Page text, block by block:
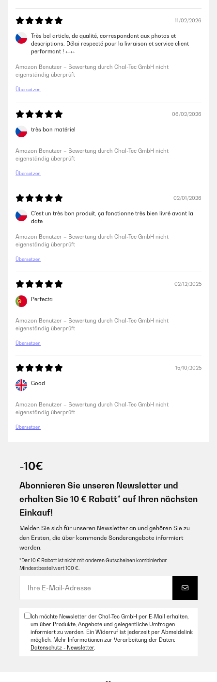
11/02/2026
Très bel article, de qualité, correspondant aux photos et
descriptions. Délai respecté pour la livraison et service client
performant ! ++++
Amazon Benutzer – Bewertung durch Chal-Tec GmbH nicht
eigenständig überprüft
Übersetzen
06/02/2026
très bon matériel
Amazon Benutzer – Bewertung durch Chal-Tec GmbH nicht
eigenständig überprüft
Übersetzen
02/01/2026
C’est un très bon produit, ça fonctionne très bien livré avant la
date
Amazon Benutzer – Bewertung durch Chal-Tec GmbH nicht
eigenständig überprüft
Übersetzen
02/12/2025
Perfecta
Amazon Benutzer – Bewertung durch Chal-Tec GmbH nicht
eigenständig überprüft
Übersetzen
15/10/2025
Good
Amazon Benutzer – Bewertung durch Chal-Tec GmbH nicht
eigenständig überprüft
Übersetzen
-10€
Abonnieren Sie unseren Newsletter und
erhalten Sie 10 € Rabatt* auf Ihren nächsten
Einkauf!
Melden Sie sich für unseren Newsletter an und gehören Sie zu
den Ersten, die über kommende Sonderangebote informiert
werden.
*Der 10 € Rabatt ist nicht mit anderen Gutscheinen kombinierbar.
Mindestbestellwert 100 €.
Ich möchte Newsletter der Chal-Tec GmbH per E-Mail erhalten,
um über Produkte, Angebote und gelegentliche Umfragen
informiert zu werden. Ein Widerruf ist jederzeit per Abmeldelink
möglich. Mehr Informationen zur Verarbeitung der Daten:
Datenschutz - Newsletter.